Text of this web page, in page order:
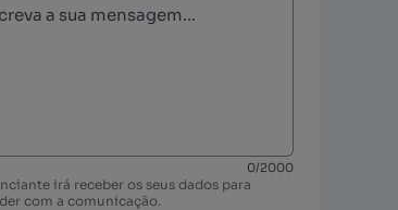
0/2000
irá receber os seus dados para
com a comunicação.